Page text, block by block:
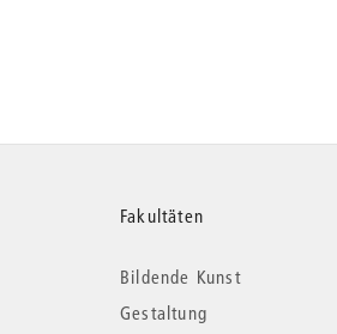
Weitere
Fakultäten
Bildende Kunst
Gestaltung